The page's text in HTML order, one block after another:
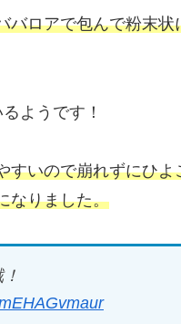
バロアで包んで粉末
ようです！
すいので崩れずにひ
なりました。